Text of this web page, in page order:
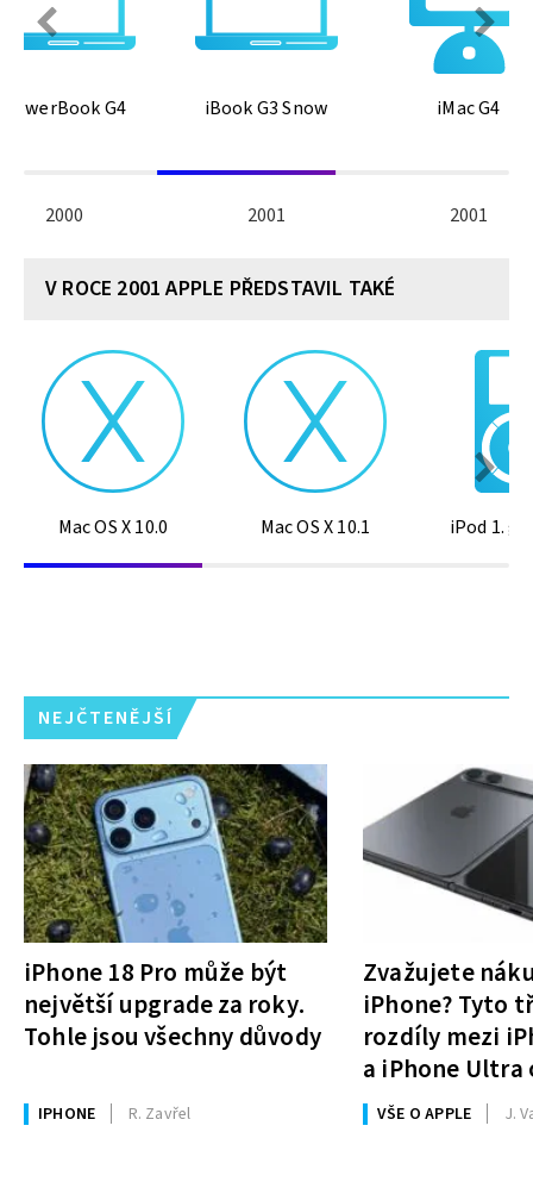
2000
PowerBook G4
2001
iBook G3 Snow
2001
iMac G4
V ROCE 2001 APPLE PŘEDSTAVIL TAKÉ
Mac OS X 10.0 Mac OS X 10.1 iPod 1.
NEJČTENĚJŠÍ
iPhone 18 Pro může být
největší upgrade za roky.
Tohle jsou všechny důvody
IPHONE R. Zavřel
Zvažujete
iPhone? Tyto
rozdíly mezi
a iPhone Ultra
rozhodnutí
VŠE O APPLE J.